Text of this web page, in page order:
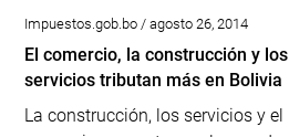
Impuestos.gob.bo / agosto 26, 2014
El comercio, la construcción y los
servicios tributan más en Bolivia
La construcción, los servicios y el